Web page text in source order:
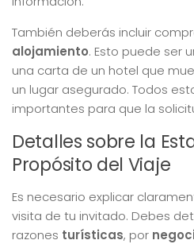
También deberás incluir
alojamiento. Esto puede ser
una carta de un hotel que
un lugar asegurado. Todos
importantes para que la
Detalles sobre la
Propósito del Viaje
Es necesario explicar
visita de tu invitado. Debes
razones turísticas, por